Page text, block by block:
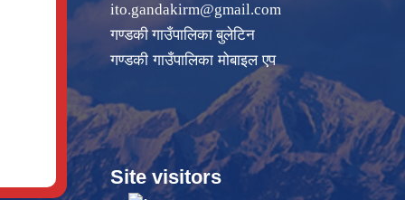
ito.gandakirm@gmail.com
गण्डकी गाउँपालिका बुलेटिन
गण्डकी गाउँपालिका मोबाइल एप
Site visitors